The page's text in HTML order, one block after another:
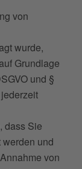
von
wurde,
Grundlage
und §
dass Sie
und
von